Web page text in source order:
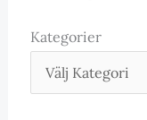
Kategorier